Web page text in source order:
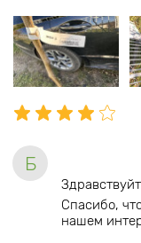
Б
Спасибо,
нашем